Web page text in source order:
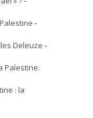
-
Deleuze -
Palestine:
: la